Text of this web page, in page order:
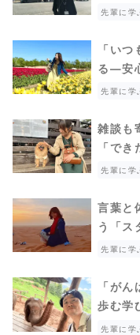
先輩に学
「い
る―安
先輩に学
雑談も
「で
先輩に学
言葉と
う「ス
先輩に学
「が
歩む学
先輩に学